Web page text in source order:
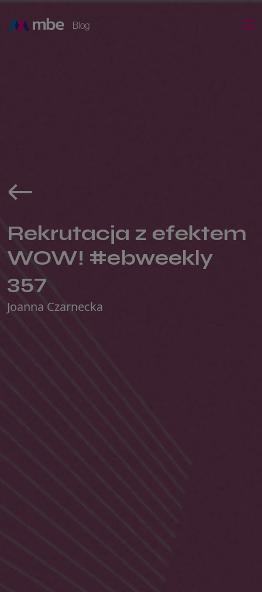
Blog
Rekrutacja z efektem
WOW! #ebweekly
357
Joanna Czarnecka